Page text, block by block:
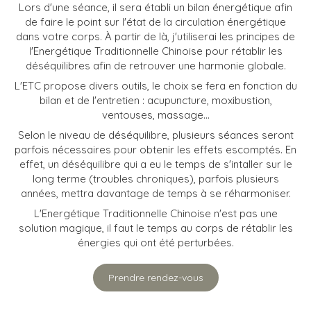
Lors d'une séance, il sera établi un bilan énergétique afin
de faire le point sur l'état de la circulation énergétique
dans votre corps. À partir de là, j'utiliserai les principes de
l'Energétique Traditionnelle Chinoise pour rétablir les
déséquilibres afin de retrouver une harmonie globale.
L'ETC propose divers outils, le choix se fera en fonction du
bilan et de l'entretien : acupuncture, moxibustion,
ventouses, massage...
Selon le niveau de déséquilibre, plusieurs séances seront
parfois nécessaires pour obtenir les effets escomptés. En
effet, un déséquilibre qui a eu le temps de s'intaller sur le
long terme (troubles chroniques), parfois plusieurs
années, mettra davantage de temps à se réharmoniser.
L'Energétique Traditionnelle Chinoise n'est pas une
solution magique, il faut le temps au corps de rétablir les
énergies qui ont été perturbées.
Prendre rendez-vous